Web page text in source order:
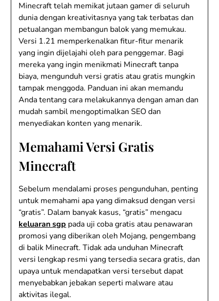
Minecraft telah memikat jutaan gamer di seluruh
dunia dengan kreativitasnya yang tak terbatas dan
petualangan membangun balok yang memukau.
Versi 1.21 memperkenalkan fitur-fitur menarik
yang ingin dijelajahi oleh para penggemar. Bagi
mereka yang ingin menikmati Minecraft tanpa
biaya, mengunduh versi gratis atau gratis mungkin
tampak menggoda. Panduan ini akan memandu
Anda tentang cara melakukannya dengan aman dan
mudah sambil mengoptimalkan SEO dan
menyediakan konten yang menarik.
Memahami Versi Gratis
Minecraft
Sebelum mendalami proses pengunduhan, penting
untuk memahami apa yang dimaksud dengan versi
“gratis”. Dalam banyak kasus, “gratis” mengacu
keluaran sgp pada uji coba gratis atau penawaran
promosi yang diberikan oleh Mojang, pengembang
di balik Minecraft. Tidak ada unduhan Minecraft
versi lengkap resmi yang tersedia secara gratis, dan
upaya untuk mendapatkan versi tersebut dapat
menyebabkan jebakan seperti malware atau
aktivitas ilegal.